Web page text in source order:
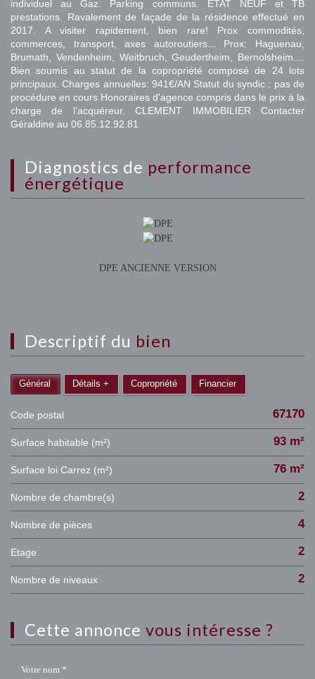
individuel au Gaz. Parking communs. ETAT NEUF et TB
prestations. Ravalement de façade de la résidence effectué en
2017. A visiter rapidement, bien rare! Prox commodités,
commerces, transport, axes autoroutiers... Prox: Haguenau,
Brumath, Vendenheim, Weitbruch, Geudertheim, Bernolsheim....
Bien soumis au statut de la copropriété composé de 24 lots
principaux. Charges annuelles: 941€/AN Statut du syndic : pas de
procédure en cours Honoraires d'agence compris dans le prix à la
charge de l’acquéreur. CLEMENT IMMOBILIER Contacter
Géraldine au 06.85.12.92.81
diagnostics de performance
énergétique
DPE ANCIENNE VERSION
descriptif du bien
Général Détails + Copropriété Financier
Code postal 67170
Surface habitable (m²) 93 m²
Surface loi Carrez (m²) 76 m²
Nombre de chambre(s) 2
Nombre de pièces 4
Etage 2
Nombre de niveaux 2
cette annonce vous intéresse ?
Votre nom *